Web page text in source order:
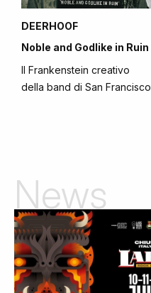
DEERHOOF
Noble and Godlike in Ruin
Il Frankenstein creativo
della band di San Francisco
News